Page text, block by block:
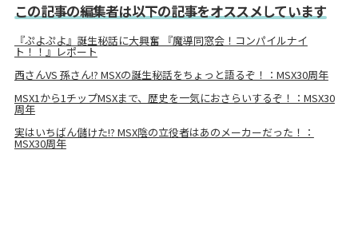
この記事の編集者は以下の記事をオススメしています
『ぷよぷよ』誕生秘話に大興奮 『魔導同窓会！コンパイルナイ
ト！！』レポート
西さんVS 孫さん!? MSXの誕生秘話をちょっと語るぞ！：MSX30周年
MSX1から1チップMSXまで、歴史を一気におさらいするぞ！：MSX30
周年
実はいちばん儲けた!? MSX陰の立役者はあのメーカーだった！：
MSX30周年